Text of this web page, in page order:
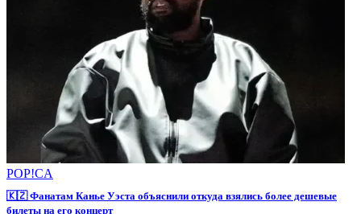
POP!CA
🇰🇿 Фанатам Канье Уэста объяснили откуда взялись более дешевые
билеты на его концерт